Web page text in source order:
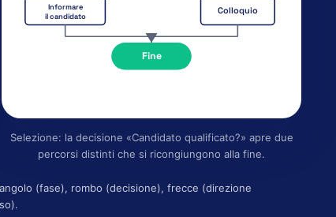
Colloquio
Informare
il candidato
Fine
Selezione: la decisione «Candidato qualificato?» apre due
percorsi distinti che si ricongiungono alla fine.
(fase), rombo (decisione), frecce (direzione